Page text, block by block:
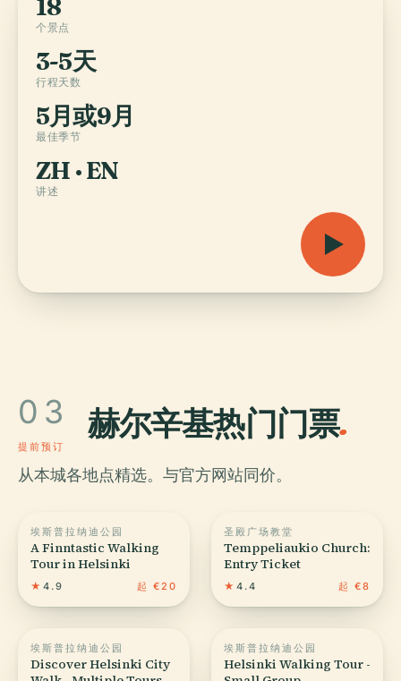
18
个景点
3-5天
行程天数
5月或9月
最佳季节
ZH · EN
讲述
03 赫尔辛基热门门票.
提前预订
从本城各地点精选。与官方网站同价。
埃斯普拉纳迪公园
A Finntastic Walking
Tour in Helsinki
★ 4.9 起 €20
圣殿广场教堂
Temppeliaukio Church:
Entry Ticket
★ 4.4 起 €8
埃斯普拉纳迪公园
Discover Helsinki City
埃斯普拉纳迪公园
Helsinki Walking Tour -